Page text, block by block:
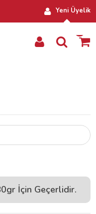
Yeni Üyelik
İçin Geçerlidir.